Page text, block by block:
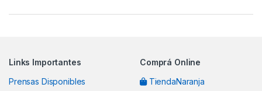
Links Importantes
Prensas Disponibles
Comprá Online
TiendaNaranja